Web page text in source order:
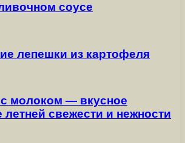
соусе
лепешки из картофеля
молоком — вкусное
летней свежести и нежности